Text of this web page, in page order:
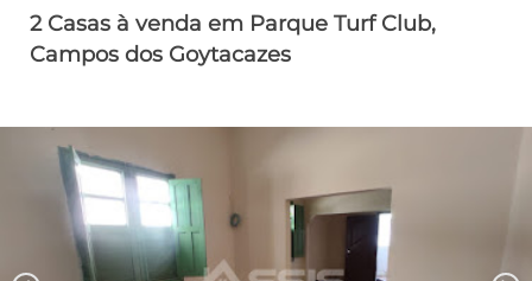
2 Casas à venda em Parque Turf Club,
Campos dos Goytacazes